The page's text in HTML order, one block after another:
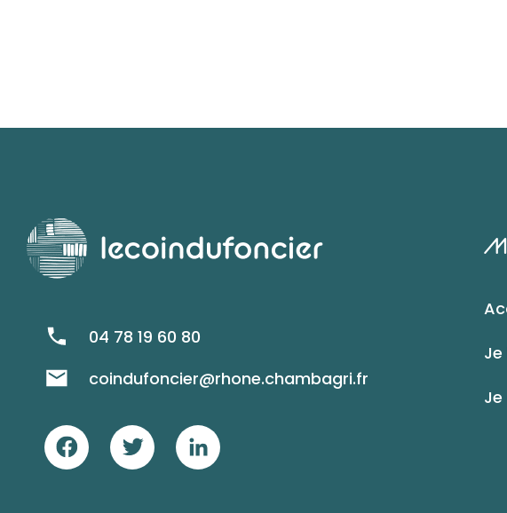
04 78 19 60 80
coindufoncier@rhone.chambagri.fr
Je